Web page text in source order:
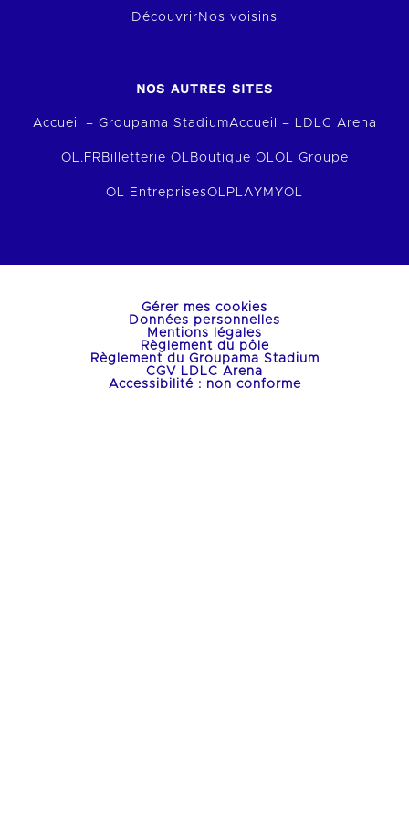
Découvrir Nos voisins
NOS AUTRES SITES
Accueil – Groupama StadiumAccueil – LDLC Arena
OL.FR Billetterie OL Boutique OLOL Groupe
OL EntreprisesOLPLAY MYOL
Gérer mes cookies
Données personnelles
Mentions légales
Règlement du pôle
Règlement du Groupama Stadium
CGV LDLC Arena
Accessibilité : non conforme